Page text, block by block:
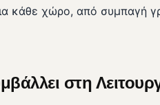
κάθε χώρο, από συμπαγή
στη